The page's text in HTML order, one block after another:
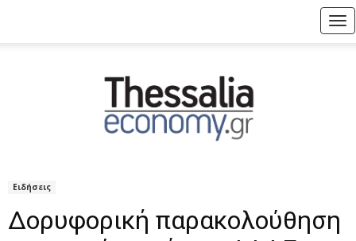
Ειδήσεις
Δορυφορική παρακολούθηση